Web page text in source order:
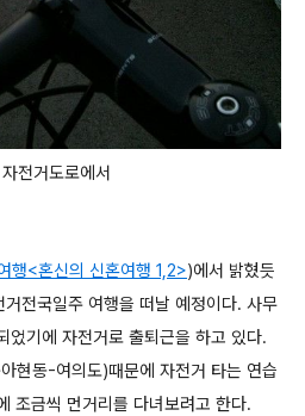
전거도로에서
행<혼신의 신혼여행 1,2>)에서 밝혔듯
전국일주 여행을 떠날 예정이다. 사무
었기에 자전거로 출퇴근을 하고 있다.
현동-여의도)때문에 자전거 타는 연습
조금씩 먼거리를 다녀보려고 한다.